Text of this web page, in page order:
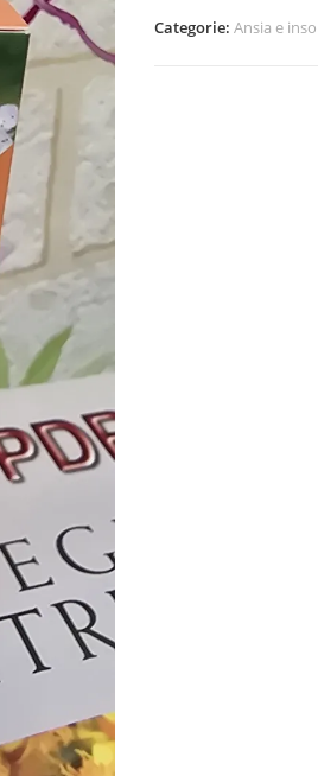
Categorie:Ansia e